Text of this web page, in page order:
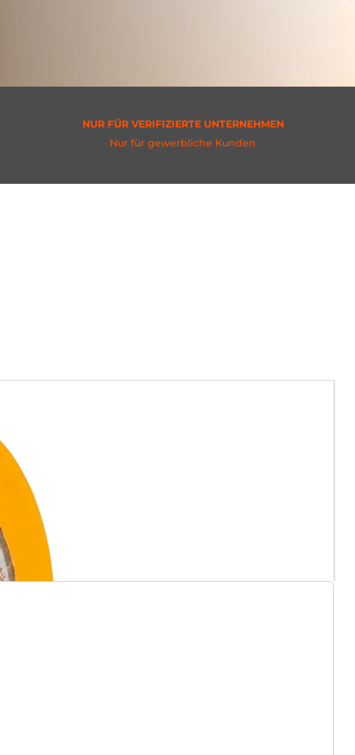
NUR FÜR VERIFIZIERTE UNTERNEHMEN
Nur für gewerbliche Kunden